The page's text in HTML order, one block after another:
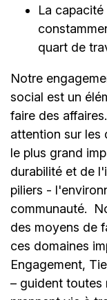
La
quart de
Notre
social est un
faire des
attention sur les
le plus grand
durabilité et de
piliers -
communauté.
des moyens de
ces domaines
Engagement,
– guident toutes